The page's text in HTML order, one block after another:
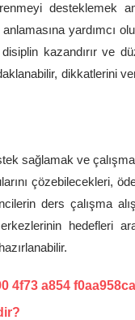
desteklemek
yardımcı
kazandırır ve
dikkatlerini
sağlamak ve
çözebilecekleri,
ders çalışma
hedefleri